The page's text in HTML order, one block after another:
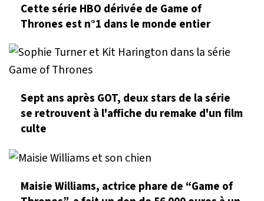
Cette série HBO dérivée de Game of
Thrones est n°1 dans le monde entier
Sept ans après GOT, deux stars de la série
se retrouvent à l'affiche du remake d'un film
culte
Maisie Williams, actrice phare de “Game of